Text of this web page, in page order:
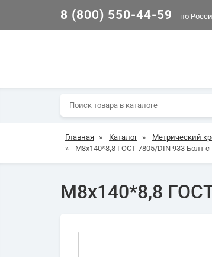
8 (800) 550-44-59 по
Главная » Каталог » Метрический
»
М8х140*8,8 ГОСТ 7805/DIN 933 Болт с
М8х140*8,8